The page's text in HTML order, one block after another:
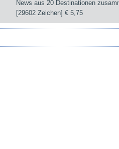
News aus 20 Destinationen
[29602 Zeichen]€ 5,75